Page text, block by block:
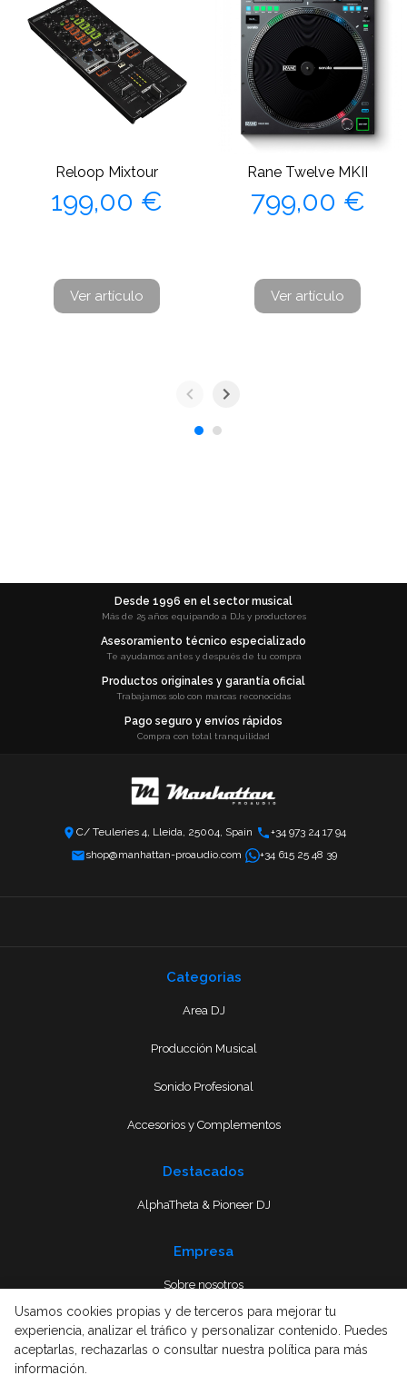
Reloop Mixtour
Precio
199,00 €
Ver artículo
Rane Twelve MKII
Precio
799,00 €
Ver artículo
Desde 1996 en el sector musical
Más de 25 años equipando a DJs y productores
Asesoramiento técnico especializado
Te ayudamos antes y después de tu compra
Productos originales y garantía oficial
Trabajamos solo con marcas reconocidas
Pago seguro y envíos rápidos
Compra con total tranquilidad
C/ Teuleries 4, Lleida, 25004, Spain
+34 973 24 17 94
shop@manhattan-proaudio.com
+34 615 25 48 39
Categorias
Area DJ
Producción Musical
Sonido Profesional
Accesorios y Complementos
Destacados
AlphaTheta & Pioneer DJ
Empresa
Sobre nosotros
Usamos cookies propias y de terceros para mejorar tu
experiencia, analizar el tráfico y personalizar contenido. Puedes
aceptarlas, rechazarlas o consultar nuestra política para más
información.